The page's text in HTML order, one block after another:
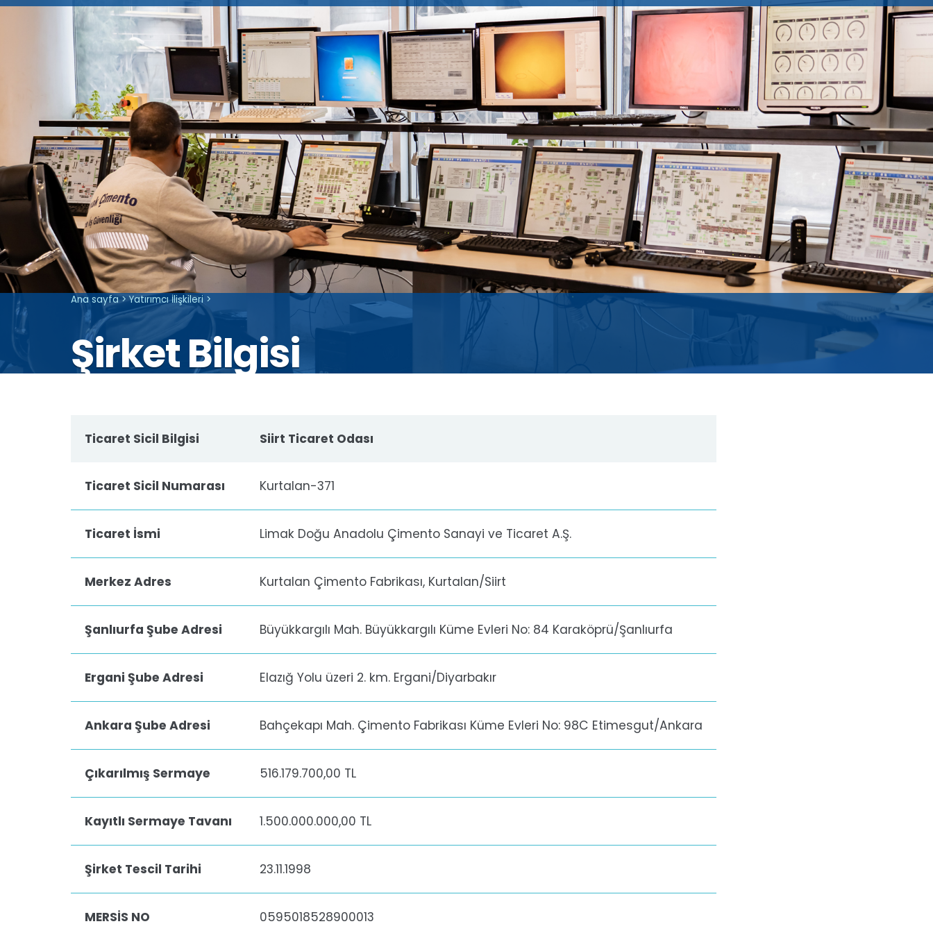
Hakkımızda
Ortaklık Yapımız
Vizyon, Misyon ve Değerlerimiz
Yönetim Kurulu Başkanı’nın Mesajı
Yönetim Kurulu
Tarihçemiz
Entegre Yönetim Sistemlerimiz
Kişisel Verilerin Korunması
Bilgi Toplumu Hizmetleri
Şirket Bilgisi
Esas Sözleşme
Halka Arz
Yatırımcı Sunumları
Özel Durum Açıklamaları
FINANSAL RAPORLAR
Faaliyet Raporları
Mali Tablolar ve Dipnotları
KURUMSAL YÖNETIM
Komiteler
Genel Kurul Bilgileri
Politikalar
Ana sayfa>Yatırımcı İlişkileri >
Şirket Bilgisi
Ticaret Sicil Bilgisi Siirt Ticaret Odası
Ticaret Sicil Numarası Kurtalan-371
Ticaret İsmi Limak Doğu Anadolu Çimento Sanayi ve Ticaret A.Ş.
Merkez Adres Kurtalan Çimento Fabrikası, Kurtalan/Siirt
Şanlıurfa Şube Adresi Büyükkargılı Mah. Büyükkargılı Küme Evleri No: 84 Karaköprü/Şanlıurfa
Ergani Şube Adresi Elazığ Yolu üzeri 2. km. Ergani/Diyarbakır
Ankara Şube Adresi Bahçekapı Mah. Çimento Fabrikası Küme Evleri No: 98C Etimesgut/Ankara
Çıkarılmış Sermaye 516.179.700,00 TL
Kayıtlı Sermaye Tavanı 1.500.000.000,00 TL
Şirket Tescil Tarihi 23.11.1998
MERSİS NO 0595018528900013